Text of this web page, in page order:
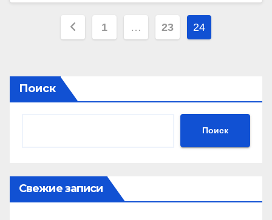
Пагинация
1 … 23 24
Поиск
Поиск
Свежие записи